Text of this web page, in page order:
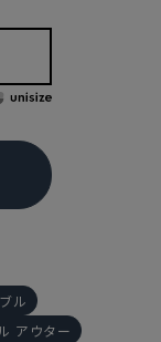
ル
アウター